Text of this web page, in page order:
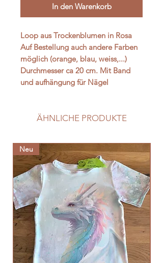
In den Warenkorb
Loop aus Trockenblumen in Rosa
Auf Bestellung auch andere Farben
möglich (orange, blau, weiss,...)
Durchmesser ca 20 cm. Mit Band
und aufhängung für Nägel
ÄHNLICHE PRODUKTE
Neu